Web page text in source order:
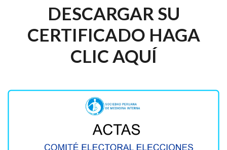
DESCARGAR SU
CERTIFICADO HAGA
CLIC AQUÍ